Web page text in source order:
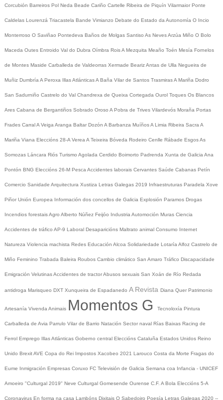
Corcubión Barreiros Pol Neda Beade Cariño Cartelle Ribeira de Piquín Vilarmaior Ponte
Caldelas Lourenzá Triacastela Bande Vimianzo Debate do Estado da Autonomía O Incio
Monterroso O Saviñao Pontedeva Baños de Molgas Santiso As NevesArzúa Miño O Bolo
Maceda Outes Entroido Val do Dubra Oímbra RoisA Mezquita Meaño Toén Mesía Fornelos
de Montes Maside Carballeda de Valdeorras Xermade BearizAntas de Ulla Negueira de
Muñiz Dumbría A Peroxa Illas AtlánticasA Baña Vilar de Santos TrasmirasA Mariña Dodro
San Sadurniño Castrelo do Val Chandrexa de Queixa Cortegada Ourol Toques Os Blancos
Ares Cabana de Bergantiños Sobrado Oroso A Pobra de Trives Vilardevós Moraña Portas
Frades CarralA Veiga Aranga Baltar Dozón A Barbanza MuíñosA Limia Ribeira Sacra A
Mariña Viana Eleccións 28-A Verea A Teixeira Bóveda Rodeiro Cenlle Rábade EsgosAs
Somozas Láncara Riós Turismo Agolada Cerdido Boimorto Padrenda Xunta de Galicia Ana
Pontón BNG Eleccións 26-M Pesca Accidentes laborais Cervantes Saúde Cabanas Petín
Comercio Sanidade Arquitectura Xustiza Letras Galegas 2019 Infraestruturas Paradela Xove
Piñor Unión Europea Información dos concellos de Galicia Explosión Paramos Drogas
Incendios forestaisAgro Alberto Núñez Feijóo Industria Automoción Muras Ciencia
Accidentes de tráfico AP-9 Laboral Desaparicións Maltrato animal Consumo Internet
Natureza Violencia machista Redes Educación Alcoa Solidariedade Lotaría Alfoz Castrelo de
Miño Feminino Trabada Baleira Roubos Cambio climático San Amaro Tráfico Discapacidade
Emigración VelutinasAccidentes de tractorAbusos sexuais San Xoán de Río Redada
antidroga Marisqueo DXT Xunqueira de Espadanedo A Revista Diana Quer Patrimonio
Artesanía Vivenda Animais Momentos G Tecnoloxía Pintura
Carballeda de Avia Parrulo Vilar de Barrio Natación Sector naval Rías Baixas Racing de
Ferrol Emprego Illas Atlánticas Goberno central Eleccións Cataluña Estados Unidos Reino
Unido BrexitAVE Copa do Rei Impostos Xacobeo 2021 Larouco Costa da Morte Fragas do
Eume Inmigración Empresas Coruxo FC Televisión de Galicia Semana coa Infancia - UNICEF
Amoeiro "Culturgal 2019" Neve Culturgal Gomesende Ourense C.F. A Bola Eleccións 5-A
Coronavirus En forma na casa Lambóns Dixitais O Sabedoiro Poesía Letras Galegas 2020 --